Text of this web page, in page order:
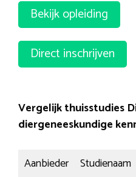
Bekijk opleiding
Direct inschrijven
Vergelijk thuisstudies
diergeneeskundige
Aanbieder Studienaam